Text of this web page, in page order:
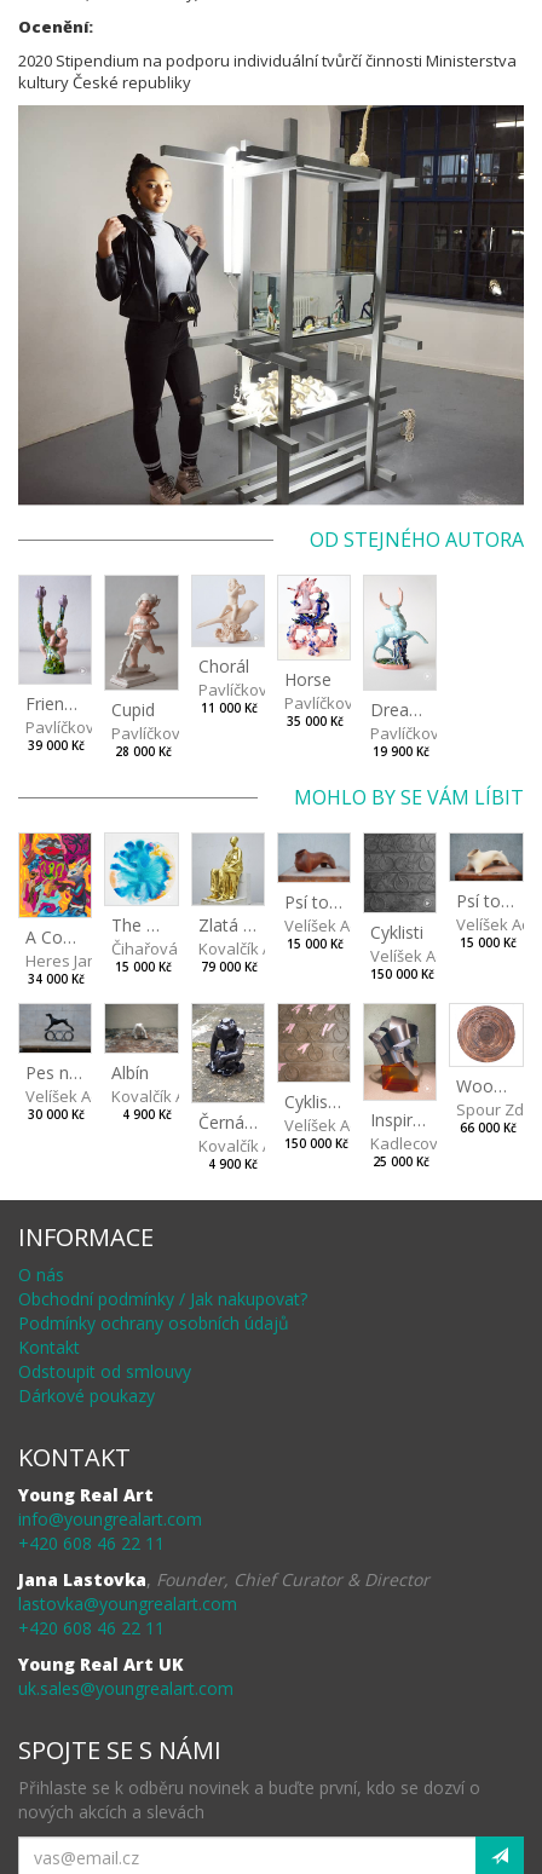
Ocenění:
2020 Stipendium na podporu individuální tvůrčí činnosti Ministerstva
kultury České republiky
OD STEJNÉHO AUTORA
Friendship
Pavlíčková Ivana
39 000 Kč
Cupid
Pavlíčková Ivana
28 000 Kč
Chorál
Pavlíčková Ivana
11 000 Kč
Horse
Pavlíčková Ivana
35 000 Kč
Dream stag
Pavlíčková Ivana
19 900 Kč
MOHLO BY SE VÁM LÍBIT
A Confusing Dream
Heres Jan
34 000 Kč
The Daydreamer
Čihařová Linda
15 000 Kč
Zlatá máma
Kovalčík Adam
79 000 Kč
Psí torzo
Velíšek Adam
15 000 Kč
Cyklisti
Velíšek Adam
150 000 Kč
Psí torzo
Velíšek
15 000 Kč
Pes na kolech
Velíšek Adam
30 000 Kč
Albín
Kovalčík Adam
4 900 Kč Černá opice
Kovalčík Adam
4 900 Kč
Cyklisti Color
Velíšek Adam
150 000 Kč
Inspiration by Marqués de Riscal
Kadlecová Jaroslava
25 000 Kč
Wood V
Spour
66 000 Kč
INFORMACE
O nás
Obchodní podmínky / Jak nakupovat?
Podmínky ochrany osobních údajů
Kontakt
Odstoupit od smlouvy
Dárkové poukazy
KONTAKT
Young Real Art
info@youngrealart.com
+420 608 46 22 11
Jana Lastovka, Founder, Chief Curator & Director
lastovka@youngrealart.com
+420 608 46 22 11
Young Real Art UK
uk.sales@youngrealart.com
SPOJTE SE S NÁMI
Přihlaste se k odběru novinek a buďte první, kdo se dozví o
nových akcích a slevách